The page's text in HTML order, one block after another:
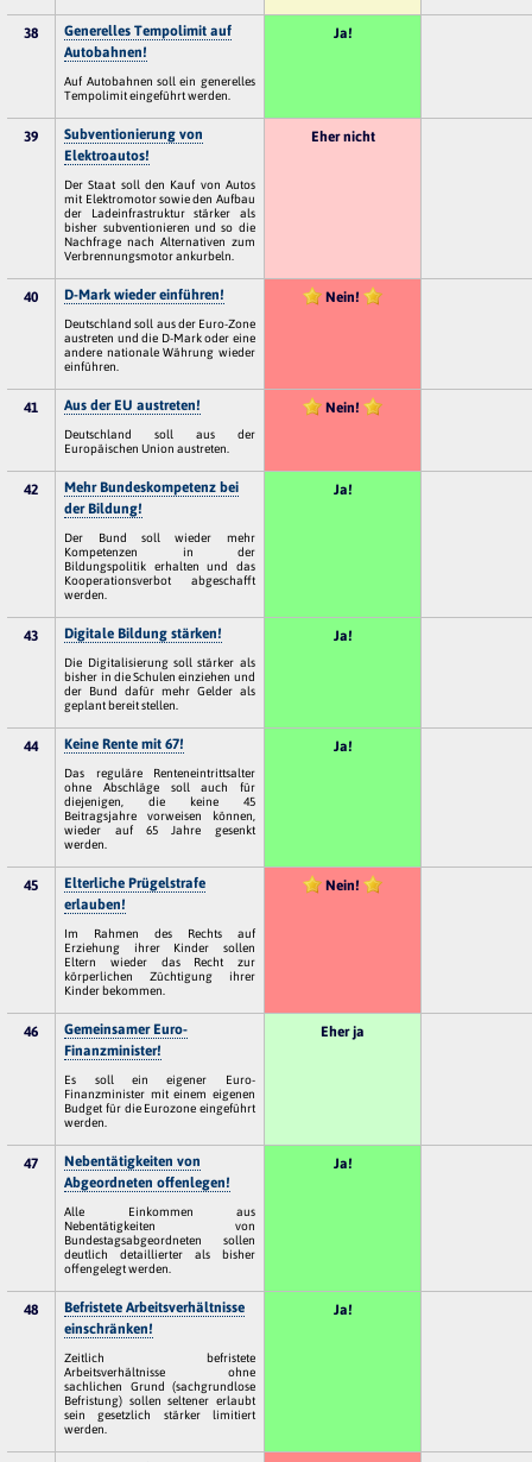
38
Generelles Tempolimit auf
Autobahnen!
Auf Autobahnen soll ein generelles
Tempolimit eingeführt werden.
Ja!
39
Subventionierung von
Elektroautos!
Der Staat soll den Kauf von Autos
mit Elektromotor sowie den Aufbau
der Ladeinfrastruktur stärker als
bisher subventionieren und so die
Nachfrage nach Alternativen zum
Verbrennungsmotor ankurbeln.
Eher nicht
40 D-Mark wieder einführen!
Deutschland soll aus der Euro-Zone
austreten und die D-Mark oder eine
andere nationale Währung wieder
einführen.
Nein!
41 Aus der EU austreten!
Deutschland soll aus der
Europäischen Union austreten.
Nein!
42
Mehr Bundeskompetenz bei
der Bildung!
Der Bund soll wieder mehr
Kompetenzen in der
Bildungspolitik erhalten und das
Kooperationsverbot abgeschafft
werden.
Ja!
43 Digitale Bildung stärken!
Die Digitalisierung soll stärker als
bisher in die Schulen einziehen und
der Bund dafür mehr Gelder als
geplant bereit stellen.
Ja!
44 Keine Rente mit 67!
Das reguläre Renteneintrittsalter
ohne Abschläge soll auch für
diejenigen, die keine 45
Beitragsjahre vorweisen können,
wieder auf 65 Jahre gesenkt
werden.
Ja!
45
Elterliche Prügelstrafe
erlauben!
Im Rahmen des Rechts auf
Erziehung ihrer Kinder sollen
Eltern wieder das Recht zur
körperlichen Züchtigung ihrer
Kinder bekommen.
Nein!
46
Gemeinsamer Euro-
Finanzminister!
Es soll ein eigener Euro-
Finanzminister mit einem eigenen
Budget für die Eurozone eingeführt
werden.
Eher ja
47
Nebentätigkeiten von
Abgeordneten offenlegen!
Alle Einkommen aus
Nebentätigkeiten von
Bundestagsabgeordneten sollen
deutlich detaillierter als bisher
offengelegt werden.
Ja!
48
Befristete Arbeitsverhältnisse
einschränken!
Zeitlich befristete
Arbeitsverhältnisse ohne
sachlichen Grund (sachgrundlose
Befristung) sollen seltener erlaubt
sein gesetzlich stärker limitiert
werden.
Ja!